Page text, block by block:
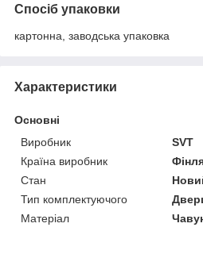
Спосіб упаковки
картонна, заводська упаковка
Характеристики
Основні
Виробник
SVT
Країна виробник
Стан
Тип комплектуючого
Матеріал